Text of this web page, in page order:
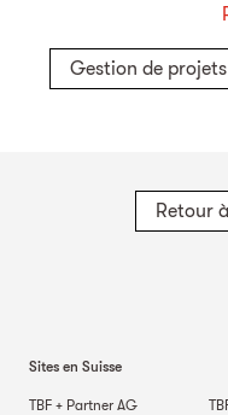
Gestion de projets
Retour
Sites en Suisse
TBF + Partner AG